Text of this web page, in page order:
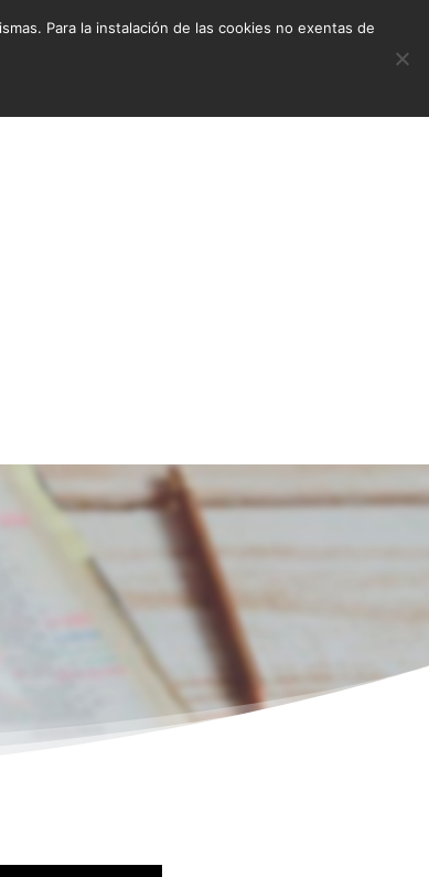
Para la instalación de las cookies no exentas de